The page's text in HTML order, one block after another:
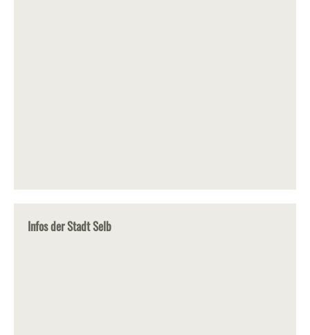
Infos der Stadt Selb